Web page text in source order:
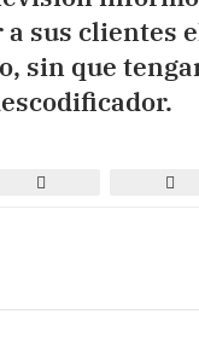
sus clientes
sin que